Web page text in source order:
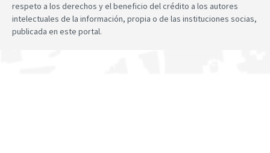
respeto a los derechos y el beneficio del crédito a los autores
intelectuales de la información, propia o de las instituciones socias,
publicada en este portal.